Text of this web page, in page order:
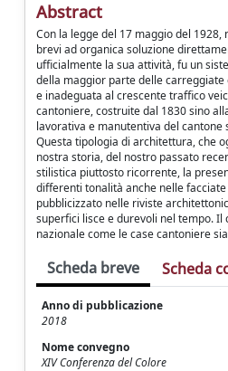
Abstract
Con la legge del 17 maggio del
brevi ad organica soluzione
ufficialmente la sua attività, fu un
della maggior parte delle carreggiate
e inadeguata al crescente traffico
cantoniere, costruite dal 1830 sino
lavorativa e manutentiva del
Questa tipologia di architettura, che
nostra storia, del nostro passato
stilistica piuttosto ricorrente, la
differenti tonalità anche nelle
pubblicizzato nelle riviste
superfici lisce e durevoli nel tempo.
nazionale come le case cantoniere
Scheda breve Scheda
Anno di pubblicazione
2018
Nome convegno
XIV Conferenza del Colore